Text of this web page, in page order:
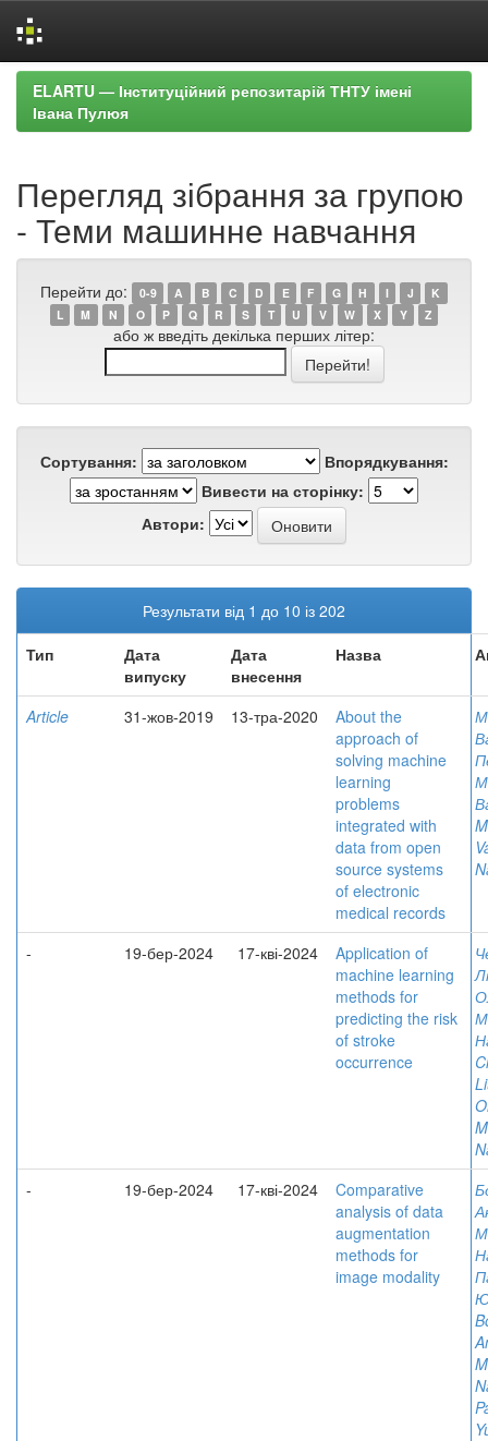
Skip
navigation
ELARTU — Інституційний репозитарій ТНТУ імені
Івана Пулюя
Перегляд зібрання за групою
- Теми машинне навчання
Перейти до: 0-9 A B C D E F G H I J
K
L
M N O P Q R S T U V W X Y Z
або ж введіть декілька перших літер:
Сортування:
Впорядкування:
Вивести на сторінку:
Автори:
Результати від 1 до 10 із 202
Тип
Дата
випуску
Дата
внесення
Назва
Article 31-жов-2019 13-тра-2020
About the
approach of
solving machine
learning
problems
integrated with
data from open
source systems
of electronic
medical records
- 19-бер-2024 17-кві-2024
Application of
machine learning
methods for
predicting the risk
of stroke
occurrence
-
19-бер-2024 17-кві-2024
Comparative
analysis of data
augmentation
methods for
image modality